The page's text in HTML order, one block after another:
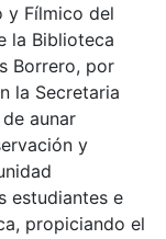
y Fílmico del
la Biblioteca
Borrero, por
la Secretaria
aunar
y
estudiantes e
propiciando el